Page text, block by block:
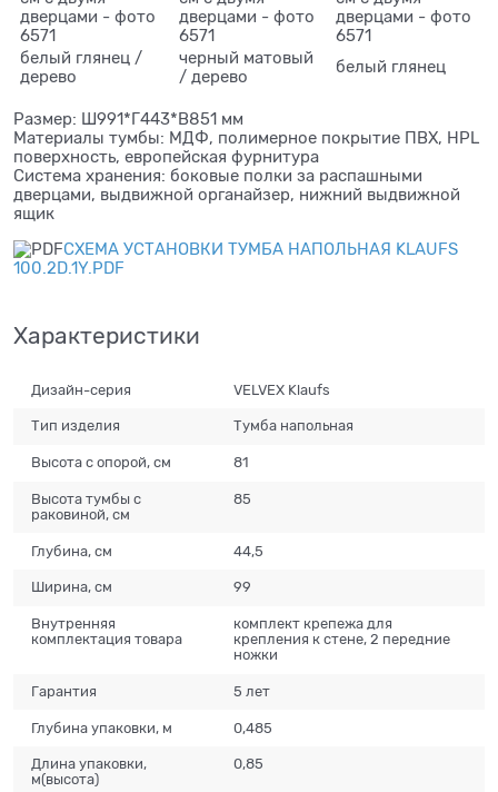
белый глянец /
дерево
черный матовый
/ дерево
белый глянец
Размер: Ш991*Г443*В851 мм
Материалы тумбы: МДФ, полимерное покрытие ПВХ, HPL
поверхность, европейская фурнитура
Система хранения: боковые полки за распашными
дверцами, выдвижной органайзер, нижний выдвижной
ящик
СХЕМА УСТАНОВКИ ТУМБА НАПОЛЬНАЯ KLAUFS
100.2D.1Y.PDF
Характеристики
Дизайн-серия VELVEX Klaufs
Тип изделия Тумба напольная
Высота с опорой, см 81
Высота тумбы с
раковиной, см
85
Глубина, см 44,5
Ширина, см 99
Внутренняя
комплектация товара
комплект крепежа для
крепления к стене, 2 передние
ножки
Гарантия 5 лет
Глубина упаковки, м 0,485
Длина упаковки,
м(высота)
0,85